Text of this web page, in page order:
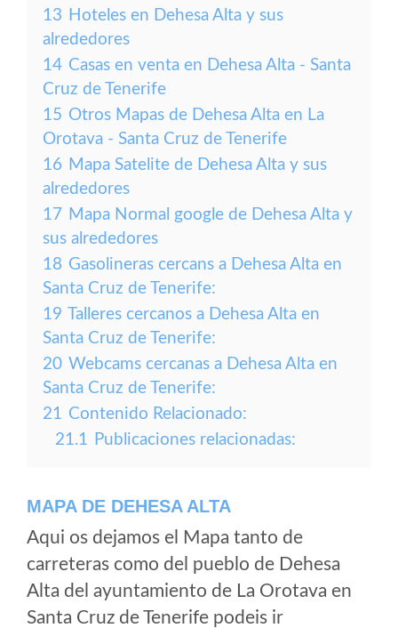
13 Hoteles en Dehesa Alta y sus
alrededores
14 Casas en venta en Dehesa Alta - Santa
Cruz de Tenerife
15 Otros Mapas de Dehesa Alta en La
Orotava - Santa Cruz de Tenerife
16 Mapa Satelite de Dehesa Alta y sus
alrededores
17 Mapa Normal google de Dehesa Alta y
sus alrededores
18 Gasolineras cercans a Dehesa Alta en
Santa Cruz de Tenerife:
19 Talleres cercanos a Dehesa Alta en
Santa Cruz de Tenerife:
20 Webcams cercanas a Dehesa Alta en
Santa Cruz de Tenerife:
21 Contenido Relacionado:
21.1 Publicaciones relacionadas:
MAPA DE DEHESA ALTA
Aqui os dejamos el Mapa tanto de
carreteras como del pueblo de Dehesa
Alta del ayuntamiento de La Orotava en
Santa Cruz de Tenerife podeis ir